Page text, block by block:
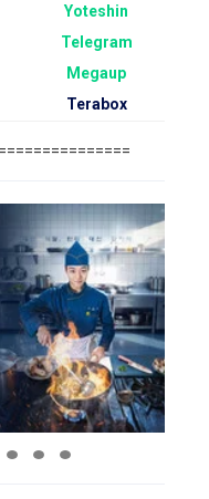
Yoteshin
Telegram
Megaup
Terabox